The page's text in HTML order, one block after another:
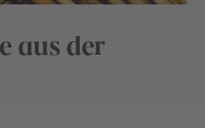
aus der